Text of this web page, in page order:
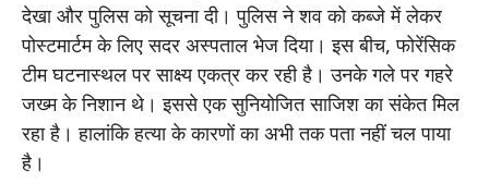
देखा और पुलिस को सूचना दी। पुलिस ने शव को कब्जे में लेकर
पोस्टमार्टम के लिए सदर अस्पताल भेज दिया। इस बीच, फोरेंसिक
टीम घटनास्थल पर साक्ष्य एकत्र कर रही है। उनके गले पर गहरे
जख्म के निशान थे। इससे एक सुनियोजित साजिश का संकेत मिल
रहा है। हालांकि हत्या के कारणों का अभी तक पता नहीं चल पाया
है।